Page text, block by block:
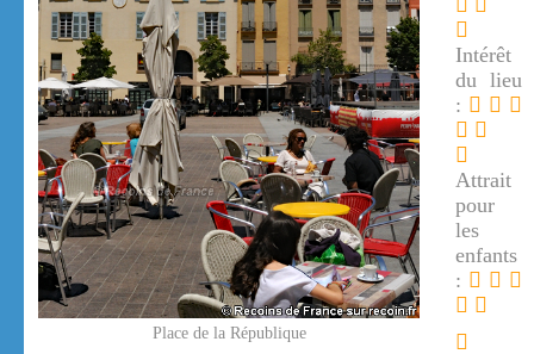
Place de la République
Intérêt
du lieu
:
Attrait
pour
les
enfants
: